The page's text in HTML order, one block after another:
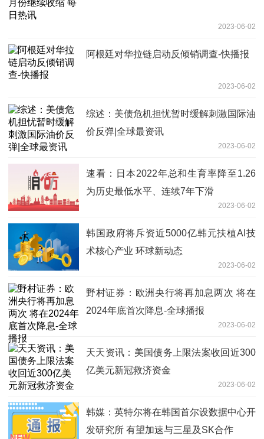
2023-06-02
阿根廷对华拉链启动反倾销调查-快播报
2023-06-02
综述：美债危机担忧暂时缓解刺激国际油
价反弹|全球最资讯
2023-06-02
速看：日本2022年总和生育率降至1.26
为历史最低水平、连续7年下滑
2023-06-02
韩国政府将斥资近5000亿韩元扶植AI技
术核心产业 环球新动态
2023-06-02
野村证券：欧洲央行将再加息两次 将在
2024年底首次降息-全球播报
2023-06-02
天天资讯：美国债务上限法案收回近300
亿美元新冠救济资金
2023-06-02
韩媒：英特尔将在韩国首尔设数据中心开
发研究所 有望加速与三星及SK合作